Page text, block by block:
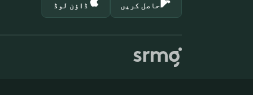
حاصل کریں ڈاؤن لوڈ